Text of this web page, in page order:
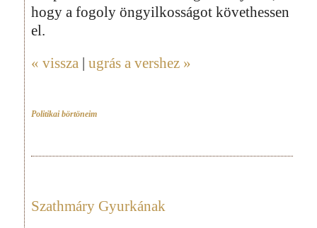
hogy a fogoly öngyilkosságot követhessen
el.
« vissza | ugrás a vershez »
Politikai börtöneim
Szathmáry Gyurkának